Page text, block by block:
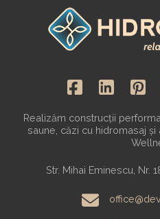
Realizăm construcții
saune, căzi cu hidromasaj
Str. Mihai Eminescu, Nr.